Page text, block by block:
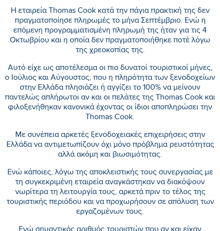
Η εταιρεία Thomas Cook κατά την πάγια πρακτική της δεν
πραγματοποίησε πληρωμές το μήνα Σεπτέμβριο. Ενώ η
επόμενη προγραμματισμένη πληρωμή της ήταν για τις 4
Οκτωβρίου και η οποία δεν πραγματοποιήθηκε ποτέ λόγω
της χρεοκοπίας της.
Αυτό είχε ως αποτέλεσμα οι πιο δυνατοί τουριστικοί μήνες,
ο Ιούλιος και Αύγουστος, που η πληρότητα των ξενοδοχείων
στην Ελλάδα πλησιάζει ή αγγίζει το 100% να μείνουν
παντελώς απλήρωτοι αν και οι πελάτες της Thomas Cook και
φιλοξενήθηκαν κανονικά έχοντας οι ίδιοι αποπληρώσει την
Thomas Cook.
Με συνέπεια αρκετές ξενοδοχειακές επιχειρήσεις στην
Ελλάδα να αντιμετωπίζουν όχι μόνο πρόβλημα ρευστότητας
αλλά ακόμη και βιωσιμότητας.
Ενώ κάποιες, λόγω της αποκλειστικής τους συνεργασίας με
τη συγκεκριμένη εταιρεία αναγκάστηκαν να διακόψουν
νωρίτερα τη λειτουργία τους, αρκετά πριν το τέλος της
τουριστικής περιόδου και να προχωρήσουν σε απόλυση των
εργαζομένων τους.